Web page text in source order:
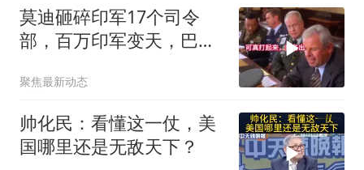
莫迪砸碎印军17个司令
部，百万印军变天，巴铁
聚焦最新动态
帅化民：看懂这一仗，美
国哪里还是无敌天下？